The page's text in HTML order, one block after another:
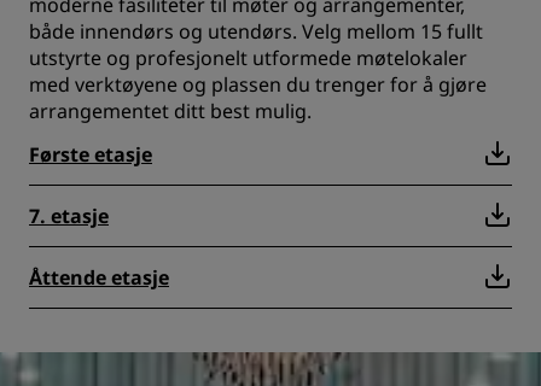
både innendørs og utendørs. Velg mellom 15 fullt
utstyrte og profesjonelt utformede møtelokaler
med verktøyene og plassen du trenger for å gjøre
arrangementet ditt best mulig.
Første etasje
7. etasje
Åttende etasje